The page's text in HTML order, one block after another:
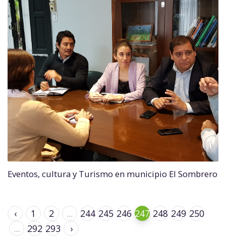
Eventos, cultura y Turismo en municipio El Sombrero
‹ 1 2 ... 244 245 246 247 248 249 250
...
292 293 ›